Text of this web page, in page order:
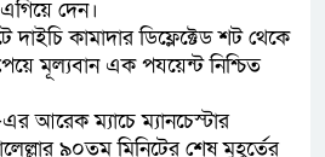
দেন।
দাইচি কামাদার ডিফ্লেক্টেড শট থেকে
মূল্যবান এক পযয়েন্ট নিশ্চিত
আরেক ম্যাচে ম্যানচেস্টার
৯০তম মিনিটের শেষ মুহূর্তের